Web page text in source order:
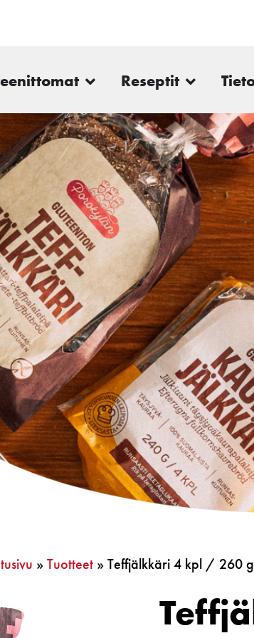
Reseptit
» Tuotteet» Teffjälkkäri 4 kpl / 260